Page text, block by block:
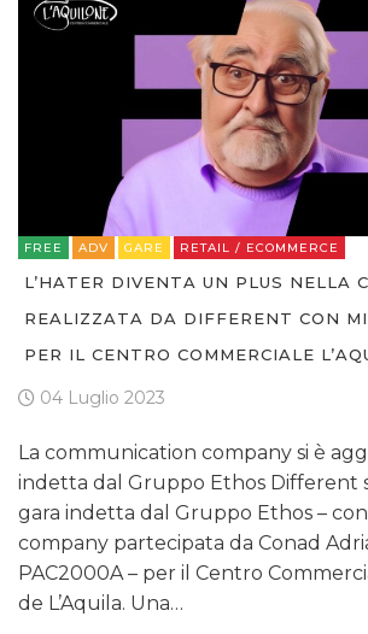
FREE ADV GARE RETAIL / ECOMMERCE
L’HATER DIVENTA UN PLUS NELLA
REALIZZATA DA DIFFERENT CON
PER IL CENTRO COMMERCIALE
04 Luglio 2023
La communication company si è
indetta dal Gruppo Ethos Different
gara indetta dal Gruppo Ethos –
company partecipata da Conad
PAC2000A – per il Centro
de L’Aquila. Una…